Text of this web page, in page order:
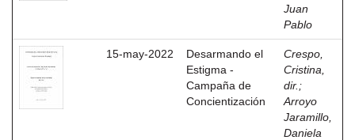
Juan
Pablo
15-may-2022
Desarmando el
Estigma -
Campaña de
Concientización
Crespo,
Cristina,
dir. ;
Arroyo
Jaramillo,
Daniela